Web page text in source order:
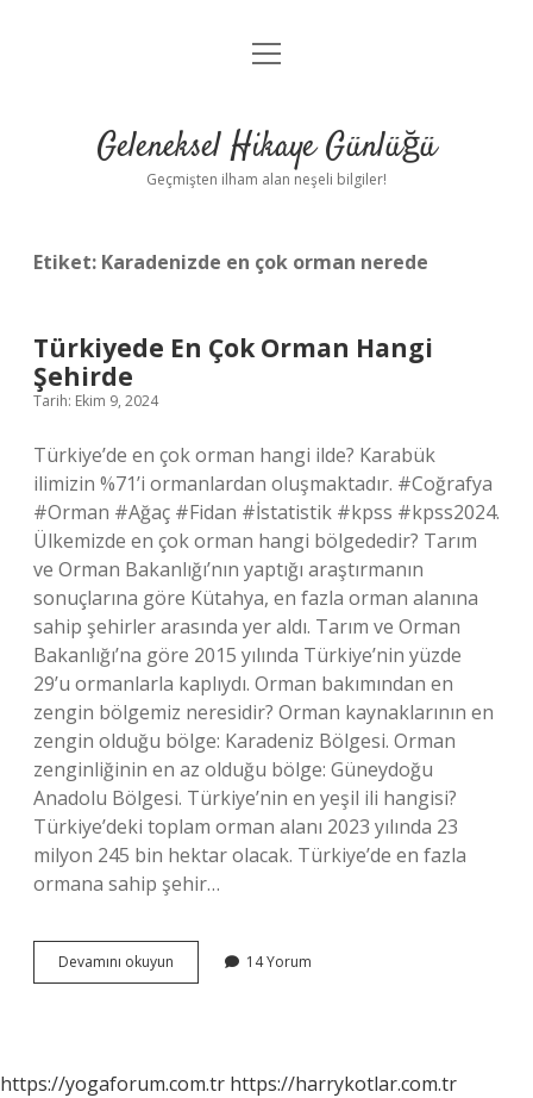
Anasayfa
Yasal Uyarı
menüyü
Geleneksel Hikaye Günlüğü
Geçmişten ilham alan neşeli bilgiler!
Etiket: Karadenizde en çok orman nerede
Türkiyede En Çok Orman Hangi
Şehirde
Tarih: Ekim 9, 2024
Türkiye’de en çok orman hangi ilde? Karabük
ilimizin %71’i ormanlardan oluşmaktadır. #Coğrafya
#Orman #Ağaç #Fidan #İstatistik #kpss #kpss2024.
Ülkemizde en çok orman hangi bölgededir? Tarım
ve Orman Bakanlığı’nın yaptığı araştırmanın
sonuçlarına göre Kütahya, en fazla orman alanına
sahip şehirler arasında yer aldı. Tarım ve Orman
Bakanlığı’na göre 2015 yılında Türkiye’nin yüzde
29’u ormanlarla kaplıydı. Orman bakımından en
zengin bölgemiz neresidir? Orman kaynaklarının en
zengin olduğu bölge: Karadeniz Bölgesi. Orman
zenginliğinin en az olduğu bölge: Güneydoğu
Anadolu Bölgesi. Türkiye’nin en yeşil ili hangisi?
Türkiye’deki toplam orman alanı 2023 yılında 23
milyon 245 bin hektar olacak. Türkiye’de en fazla
ormana sahip şehir…
Devamını okuyun Türkiyede
En
14 Yorum
https://yogaforum.com.tr https://harrykotlar.com.tr